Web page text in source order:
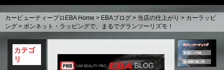
コ
ン
カービューティープロEBA Home > EBAブログ > 当店の仕上がり > カーラッピ
ング > ボンネット・ラッピングで、まるでグランツーリズモ！
カテゴ
リ